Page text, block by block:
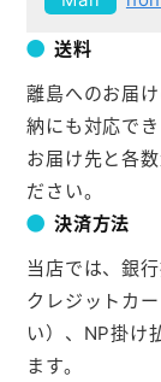
送料
離島へのお届
納にも対応で
お届け先と各
ださい。
決済方法
当店では、銀
クレジットカ
い）、NP掛け
ます。